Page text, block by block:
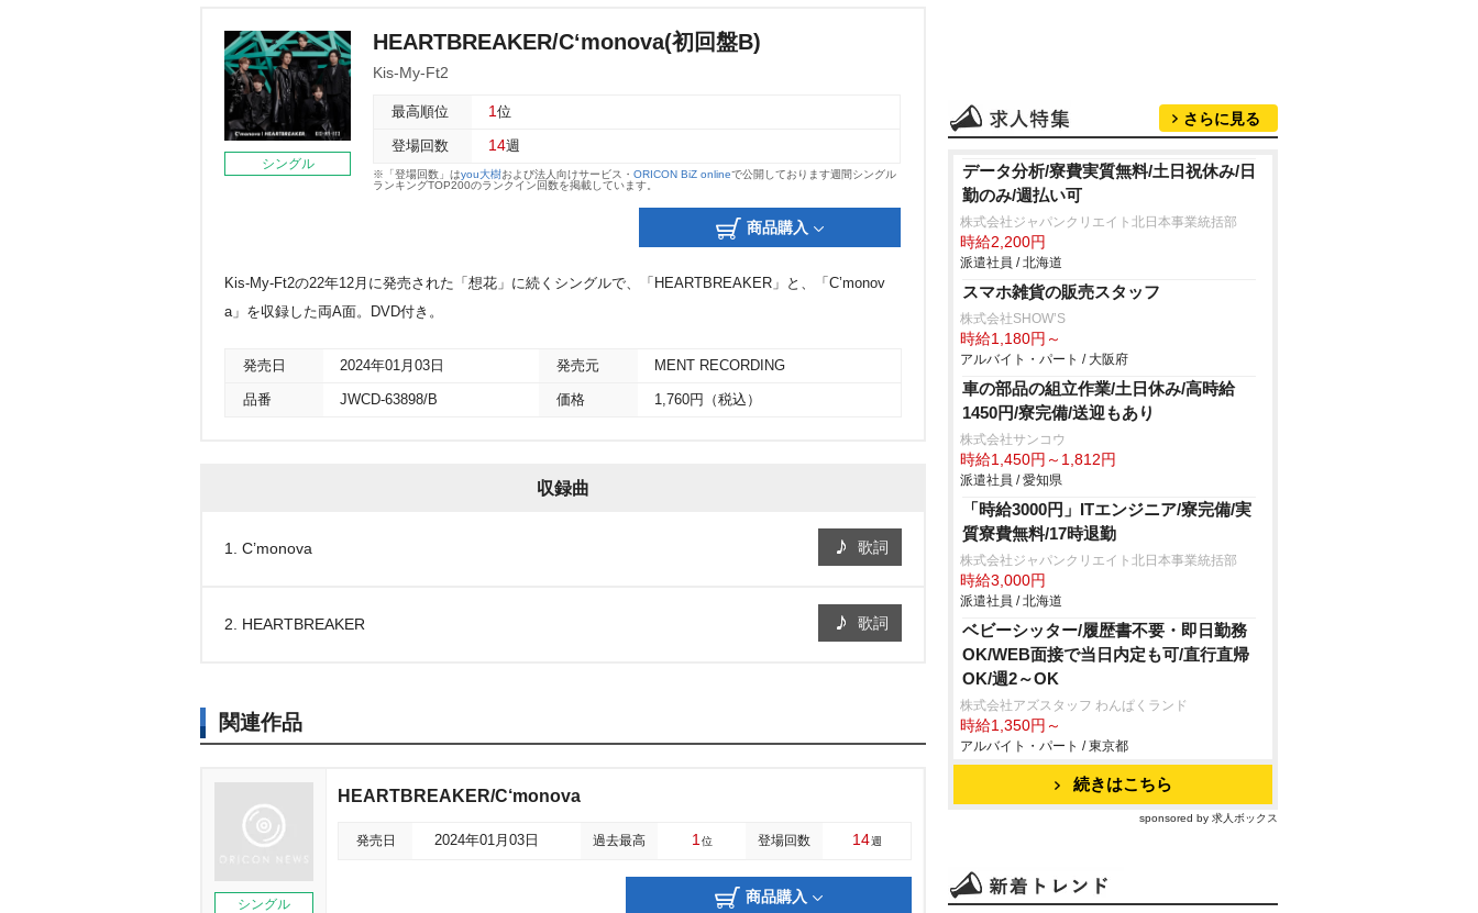
シングル
HEARTBREAKER/C‘monova(初回盤B)
Kis-My-Ft2
最高順位 1 位
登場回数 14週
※「登場回数」はyou大樹および法人向けサービス・ ORICON BiZ onlineで公開しております週間シングル
ランキングTOP200のランクイン回数を掲載しています。
商品購入
Kis-My-Ft2の22年12月に発売された「想花」に続くシングルで、「HEARTBREAKER」と、「C’monov
a」を収録した両A面。DVD付き。
発売日 2024年01月03日 発売元 MENT RECORDING
品番 JWCD-63898/B 価格 1,760円（税込）
収録曲
1. C’monova 歌詞
2. HEARTBREAKER 歌詞
関連作品
シングル
HEARTBREAKER/C‘monova
発売日 2024年01月03日 過去最高 1 位 登場回数 14週
商品購入
さらに見る
データ分析/寮費実質無料/土日祝休み/日
勤のみ/週払い可
株式会社ジャパンクリエイト北日本事業統括部
時給2,200円
派遣社員 / 北海道
スマホ雑貨の販売スタッフ
株式会社SHOW’S
時給1,180円～
アルバイト・パート / 大阪府
車の部品の組立作業/土日休み/高時給
1450円/寮完備/送迎もあり
株式会社サンコウ
時給1,450円～1,812円
派遣社員 / 愛知県
「時給3000円」ITエンジニア/寮完備/実
質寮費無料/17時退勤
株式会社ジャパンクリエイト北日本事業統括部
時給3,000円
派遣社員 / 北海道
ベビーシッター/履歴書不要・即日勤務
OK/WEB面接で当日内定も可/直行直帰
OK/週2～OK
株式会社アズスタッフ わんぱくランド
時給1,350円～
アルバイト・パート / 東京都
続きはこちら
sponsored by 求人ボックス